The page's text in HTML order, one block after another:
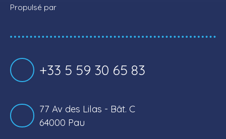
Propulsé par
+33 5 59 30 65 83
77 Av des Lilas - Bât. C
64000 Pau